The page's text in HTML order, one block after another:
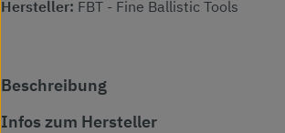
Hersteller: FBT - Fine Ballistic Tools
Beschreibung
Infos zum Hersteller